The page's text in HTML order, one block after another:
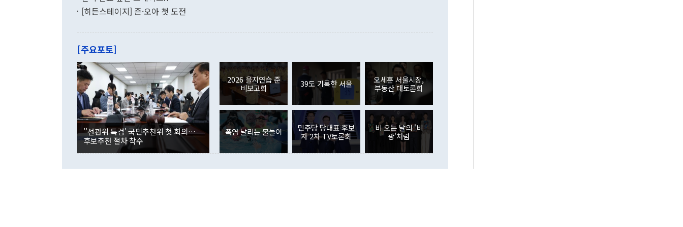
"우리의 선의대로 하는 게 과연 한반도의 평화와 안정에 플러스냐, 결론적
관은 업무보고 사후 브리핑에서 정 장관이 언급한 '4자 회담'에 대해 "이상
이 9월 러시아 블라디보스토크에서 열리는 '동방경제포럼(EEF)'을 언급하
며 "정부 차원에서 (참석을) 검토하고 있다"고 발언한 데 대해서도 조 장관
은 "그것은 외교부의 몫"이라며 "아직 거기까지 진도가 나가지 않았다"고
잘랐다. 정 장관이 이날 소개한 대북 구상과 설명은 정부 내 조율을 거치지
않았다는 점에서 문제가 있다. 특히 주적 표현 대체와 국호 사용, 9·19 군
사합의 복원, 4자회담 추진 등은 통일부 장관이 결정할 사안이 아니어서 월
권이라는 지적이 나오고 있다. 이 대통령은 정 장관의 업무보고를 듣고 난
뒤 "여기 업무보고에 발표했다고 승인난 건 아니다"라고 재차 확인했다. 정
부의 한 소식통은 "정 장관의 발언 내용은 대부분 국가안전보장회의(NSC)
를 거쳐 결정된 사안이 아닌 정 장관의 개인적 생각에 가깝다"며 "안보 관
련 부처 장관이 정부의 공식 정책이 아닌 사안을 추진하겠다고 업무보고를
하고 대통령의 면전에서 '국군통수권자가 나서야 한다'고 주장한 것은 심각
기록했지만 지식재산권사용료수지는 전월 흑자에서 4억4000만달러 적자
로 전환됐다. 본원소득수지는 배당소득을 중심으로 32억7000만달러 흑자
는 배당수입이 늘어난 데다 전월 분기배당에 따른 기저효과로 배당지급이
였던 올해 3월(369억9000만달러)을 넘어선 것이다. 직접투자에서는 내국
인의 해외투자가 80억1000만달러, 외국인의 국내투자가 46억3000만달러
각각 증가했다. 증권투자에서는 외국인의 국내 주식 매도세가 이어졌다. 외
국인의 국내 주식 투자는 차익실현 매도 등의 영향으로 316억1000만달러
감소하며 전월(-310억5000만달러)에 이어 역대 최대 순매도 기록을 다시
경신했다. 외국인의 국내 채권투자는 세계국채지수(WGBI) 자금 유입에도
분기 말 만기도래 영향으로 증가 폭이 줄어든 52억9000만달러를 기록했
다. 내국인의 해외 증권투자는 주식을 중심으로 35억6000만달러 증가했
다. eoyn2@newspim.com
[히든스테이지] 즌·오아 첫 도전
[주요포토]
''선관위 특검' 국민추천위 첫 회의…
후보추천 절차 착수
2026 을지연습 준
비보고회
39도 기록한 서울
오세훈 서울시장,
부동산 대토론회
폭염 날리는 물놀이
민주당 당대표 후보
자 2차 TV토론회
비 오는 날의 '비
광'처럼